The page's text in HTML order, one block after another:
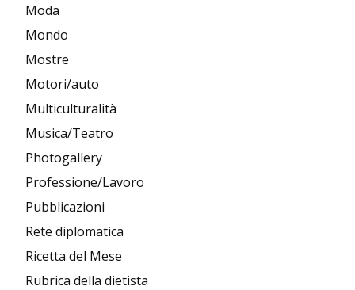
Moda
Mondo
Mostre
Motori/auto
Multiculturalità
Musica/Teatro
Photogallery
Professione/Lavoro
Pubblicazioni
Rete diplomatica
Ricetta del Mese
Rubrica della dietista